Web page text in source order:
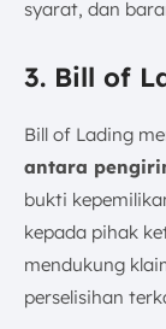
syarat, dan
3. Bill of
Bill of Lading
antara
bukti
kepada pihak
mendukung
perselisihan